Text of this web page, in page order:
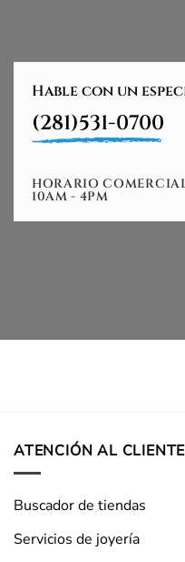
Hable con un
(281)531-0700
HORARIO
10AM - 4PM
ATENCIÓN AL CLIENTE
Buscador de tiendas
Servicios de joyería